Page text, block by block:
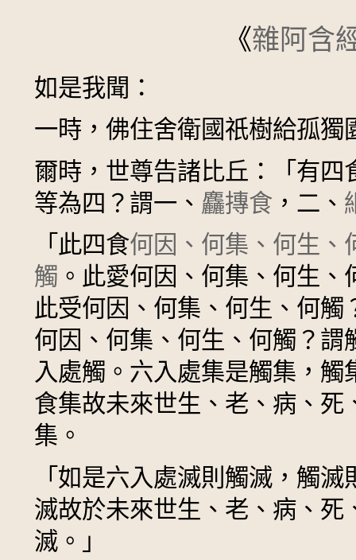
《雜阿含
如是我聞：
一時，佛住舍衛國祇樹給孤獨
爾時，世尊告諸比丘：「有四
等為四？謂一、 麤摶食 ，二、
「此四食何因、何集、何生、
觸 。此愛何因、何集、何生
此受何因、何集、何生、何
何因、何集、何生、何觸？
入處觸。六入處集是觸集，
食集故未來世生、老、病、
集。
「如是六入處滅則觸滅，觸
滅故於未來世生、老、病、
滅。」